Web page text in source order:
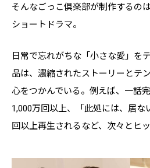
そんなごっこ倶楽部が制作するの
ショートドラマ。
日常で忘れがちな「小さな愛」を
品は、濃縮されたストーリーとテ
心をつかんでいる。例えば、一話
1,000万回以上、「此処には、居な
回以上再生されるなど、次々とヒ